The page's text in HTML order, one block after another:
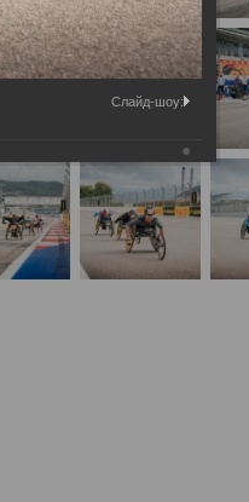
Слайд-шоу: